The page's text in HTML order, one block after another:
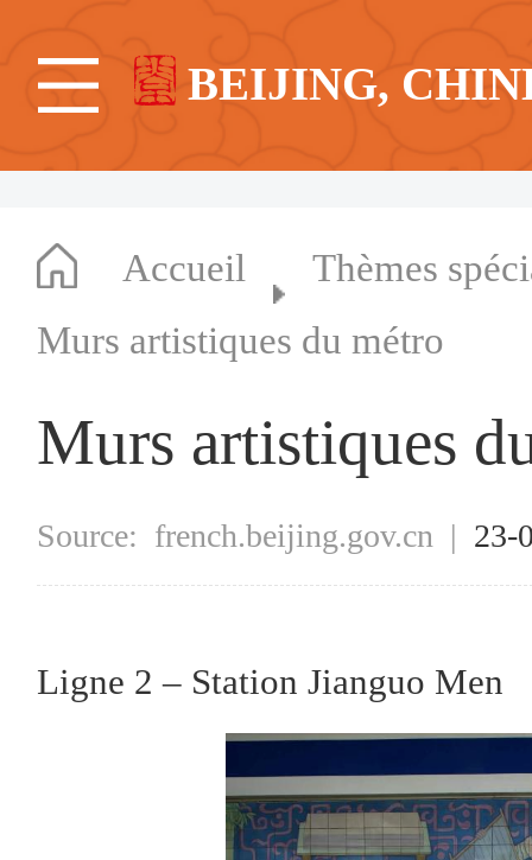
BEIJING,
Accueil
Thèmes
Murs artistiques du métro
Murs artistiques
Source: french.beijing.gov.cn | 23-
Ligne 2 – Station Jianguo Men